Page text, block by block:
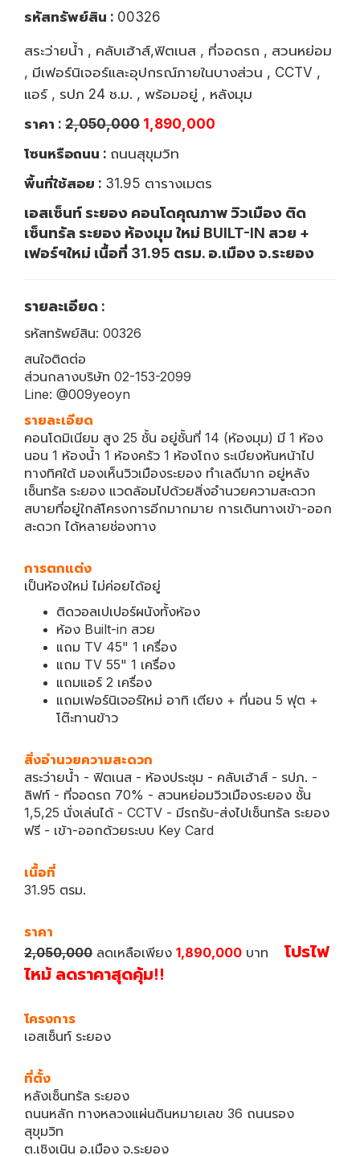
รหัสทรัพย์สิน : 00326
สระว่ายน้ำ , คลับเฮ้าส์,ฟิตเนส , ที่จอดรถ , สวนหย่อม
, มีเฟอร์นิเจอร์และอุปกรณ์ภายในบางส่วน , CCTV ,
แอร์ , รปภ 24 ช.ม. , พร้อมอยู่ , หลังมุม
ราคา : 2,050,000 1,890,000
โซนหรือถนน : ถนนสุขุมวิท
พื้นที่ใช้สอย : 31.95 ตารางเมตร
เอสเซ็นท์ ระยอง คอนโดคุณภาพ วิวเมือง ติด
เซ็นทรัล ระยอง ห้องมุม ใหม่ BUILT-IN สวย +
เฟอร์ฯใหม่ เนื้อที่ 31.95 ตรม. อ.เมือง จ.ระยอง
รายละเอียด :
รหัสทรัพย์สิน: 00326
สนใจติดต่อ
ส่วนกลางบริษัท 02-153-2099
Line: @009yeoyn
รายละเอียด
คอนโดมิเนียม สูง 25 ชั้น อยู่ชั้นที่ 14 (ห้องมุม) มี 1 ห้อง
นอน 1 ห้องน้ำ 1 ห้องครัว 1 ห้องโถง ระเบียงหันหน้าไป
ทางทิศใต้ มองเห็นวิวเมืองระยอง ทำเลดีมาก อยู่หลัง
เซ็นทรัล ระยอง แวดล้อมไปด้วยสิ่งอำนวยความสะดวก
สบายที่อยู่ใกล้โครงการอีกมากมาย การเดินทางเข้า-ออก
สะดวก ได้หลายช่องทาง
การตกแต่ง
เป็นห้องใหม่ ไม่ค่อยได้อยู่
ติดวอลเปเปอร์ผนังทั้งห้อง
ห้อง Built-in สวย
แถม TV 45" 1 เครื่อง
แถม TV 55" 1 เครื่อง
แถมแอร์ 2 เครื่อง
แถมเฟอร์นิเจอร์ใหม่ อาทิ เตียง + ที่นอน 5 ฟุต +
โต๊ะทานข้าว
สิ่งอำนวยความสะดวก
สระว่ายน้ำ - ฟิตเนส - ห้องประชุม - คลับเฮ้าส์ - รปภ. -
ลิฟท์ - ที่จอดรถ 70% - สวนหย่อมวิวเมืองระยอง ชั้น
1,5,25 นั่งเล่นได้ - CCTV - มีรถรับ-ส่งไปเซ็นทรัล ระยอง
ฟรี - เข้า-ออกด้วยระบบ Key Card
เนื้อที่
31.95 ตรม.
ราคา
2,050,000 ลดเหลือเพียง 1,890,000 บาท
โปรไฟ
ไหม้ ลดราคาสุดคุ้ม!!
โครงการ
เอสเซ็นท์ ระยอง
ที่ตั้ง
หลังเซ็นทรัล ระยอง
ถนนหลัก ทางหลวงแผ่นดินหมายเลข 36 ถนนรอง
สุขุมวิท
ต.เชิงเนิน อ.เมือง จ.ระยอง